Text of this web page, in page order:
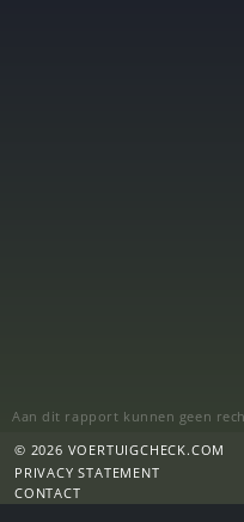
Aan dit rapport kunnen geen
© 2026 VOERTUIGCHECK.COM
PRIVACY STATEMENT
CONTACT